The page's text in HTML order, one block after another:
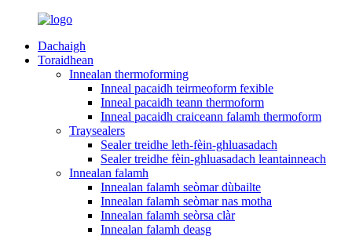
Dachaigh
Toraidhean
Innealan thermoforming
Inneal pacaidh teirmeoform fexible
Inneal pacaidh teann thermoform
Inneal pacaidh craiceann falamh thermoform
Traysealers
Sealer treidhe leth-fèin-ghluasadach
Sealer treidhe fèin-ghluasadach leantainneach
Innealan falamh
Innealan falamh seòmar dùbailte
Innealan falamh seòmar nas motha
Innealan falamh seòrsa clàr
Innealan falamh deasg